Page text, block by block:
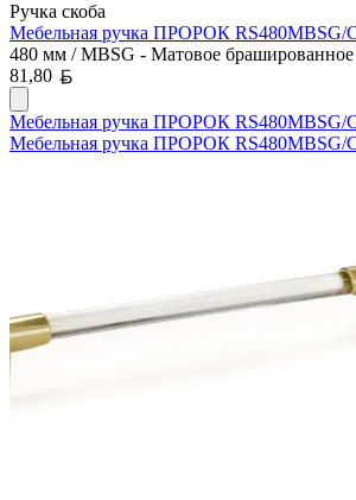
Ручка скоба
Мебельная ручка ПРОРОК RS480MBSG/
480 мм / MBSG - Матовое брашированное
81,80
Мебельная ручка ПРОРОК RS480MBSG/
Мебельная ручка ПРОРОК RS480MBSG/